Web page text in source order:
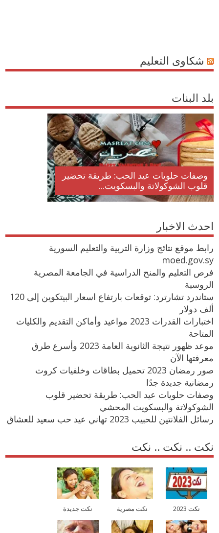
شكاوى التعليم
بلد البنات
وصفات حلويات عيد الحب: طريقة تحضير
قلوب الشوكولاتة والبسكويت...
احدث الاخبار
رابط موقع نتائج وزارة التربية والتعليم السورية
moed.gov.sy
فرص التعليم والمنح الدراسية في الجامعة المصرية
الروسية
ستاندرد تشارترد: توقعات بارتفاع اسعار البيتكوين إلى 120
ألف دولار
اختبارات القدرات 2023 مواعيد وأماكن التقديم والكليات
المتاحة
موعد ظهور نتيجة الثانوية العامة 2023 وأسرع طرق
معرفتها الآن
صور رمضان 2023 تحميل بطاقات وخلفيات كروت
رمضانية جديدة جدًا
وصفات حلويات عيد الحب: طريقة تحضير قلوب
الشوكولاتة والبسكويت المحشي
رسائل الفلانتين للحبيب 2023 تهاني عيد حب سعيد للعشاق
نكت .. نكت .. نكت
نكت 2023 نكت مصرية نكت جديدة